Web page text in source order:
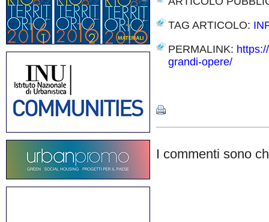
TAG ARTICOLO:
PERMALINK:
grandi-opere/
I commenti sono